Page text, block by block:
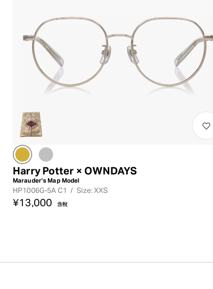
Harry Potter × OWNDAYS
Marauder’s Map Model
HP1006G-5A C1 / Size: XXS
¥13,000 含稅